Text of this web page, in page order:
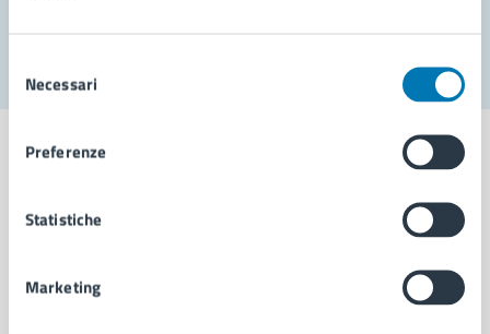
delNecessari
Preferenze
Statistiche
Marketing
Comune di Napoli
AMMINISTRAZIONE